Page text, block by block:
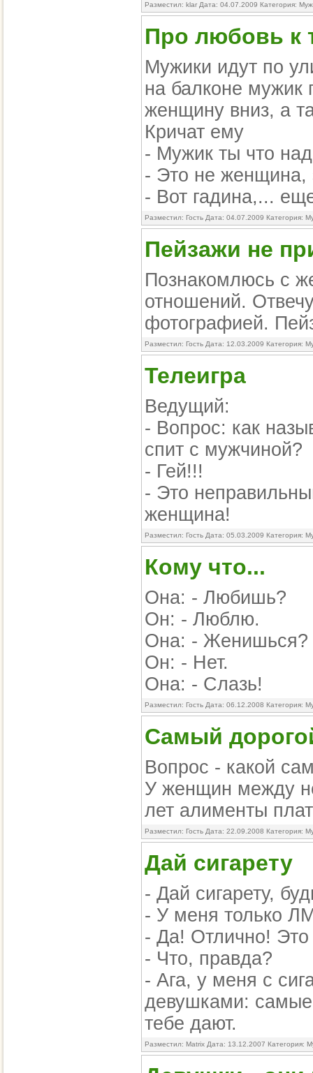
Разместил: klar Дата: 04.07.2009 Категория:
Про любовь к
Мужики идут по
на балконе мужик
женщину вниз, а
Кричат ему
- Мужик ты что
- Это не женщина,
- Вот гадина,...
Разместил: Гость Дата: 04.07.2009 Категория:
Пейзажи не
Познакомлюсь с
отношений.
фотографией.
Разместил: Гость Дата: 12.03.2009 Категория:
Телеигра
Ведущий:
- Вопрос: как
спит с мужчиной?
- Гей!!!
- Это
женщина!
Разместил: Гость Дата: 05.03.2009 Категория:
Кому что...
Она: - Любишь?
Он: - Люблю.
Она: - Женишься?
Он: - Нет.
Она: - Слазь!
Разместил: Гость Дата: 06.12.2008 Категория:
Самый
Вопрос - какой
У женщин между
лет алименты
Разместил: Гость Дата: 22.09.2008 Категория:
Дай сигарету
- Дай сигарету,
- У меня только
- Да! Отлично!
- Что, правда?
- Ага, у меня с
девушками:
тебе дают.
Разместил: Matrix Дата: 13.12.2007 Категория: